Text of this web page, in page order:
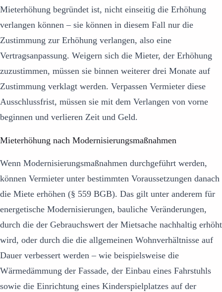
Mieterhöhung begründet ist, nicht einseitig die Erhöhung
verlangen können – sie können in diesem Fall nur die
Zustimmung zur Erhöhung verlangen, also eine
Vertragsanpassung. Weigern sich die Mieter, der Erhöhung
zuzustimmen, müssen sie binnen weiterer drei Monate auf
Zustimmung verklagt werden. Verpassen Vermieter diese
Ausschlussfrist, müssen sie mit dem Verlangen von vorne
beginnen und verlieren Zeit und Geld.
Mieterhöhung nach Modernisierungsmaßnahmen
Wenn Modernisierungsmaßnahmen durchgeführt werden,
können Vermieter unter bestimmten Voraussetzungen danach
die Miete erhöhen (§ 559 BGB). Das gilt unter anderem für
energetische Modernisierungen, bauliche Veränderungen,
durch die der Gebrauchswert der Mietsache nachhaltig erhöht
wird, oder durch die die allgemeinen Wohnverhältnisse auf
Dauer verbessert werden – wie beispielsweise die
Wärmedämmung der Fassade, der Einbau eines Fahrstuhls
sowie die Einrichtung eines Kinderspielplatzes auf der